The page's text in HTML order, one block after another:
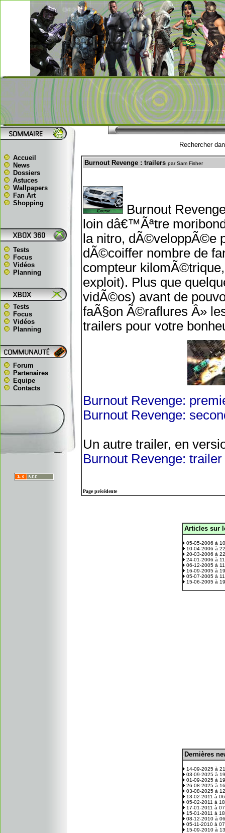
Accueil
News
Dossiers
Astuces
Wallpapers
Fan Art
Shopping
Tests
Focus
Vidéos
Planning
Tests
Focus
Vidéos
Planning
Forum
Partenaires
Equipe
Contacts
Rechercher
Burnout Revenge : trailers par Sam Fisher
Burnout
loin dâ€™Ãªtre
la nitro, dÃ©veloppÃ©e
dÃ©coiffer nombre de
compteur
exploit). Plus que
vidÃ©os) avant de
faÃ§on Ã©raflures Â»
trailers pour votre
Burnout Revenge:
Burnout Revenge:
Un autre trailer, en
Burnout Revenge: trailer
Page précédente
Articles sur
05-05-2006 à
10-04-2006 à
20-03-2006 à
24-01-2006 à
06-12-2005 à
16-09-2005 à
05-07-2005 à
15-06-2005 à
Dernières
14-09-2025 à
03-09-2025 à
01-09-2025 à
26-08-2025 à
03-08-2025 à
13-02-2011 à
05-02-2011 à
17-01-2011 à
15-01-2011 à
08-12-2010 à
05-11-2010 à
15-09-2010 à